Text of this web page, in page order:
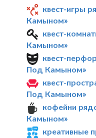
квест-игры
Камыном»
квест-
Камыном»
квест-
Под Камыном»
квест-
Под Камыном»
кофейни
Камыном»
креативные